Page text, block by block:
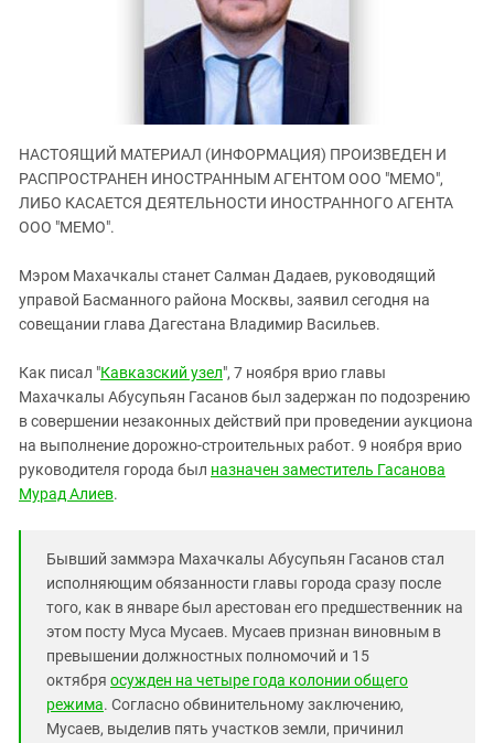
ЗАСТАВЛЯЕТ
КАВКАЗ ЗА ПАЛЕСТИНУ
ИНАКОМЫСЛИЕ В ЧЕЧНЕ
ПРЕСЛЕДОВАНИЕ АКТИВИСТОВ
МОБИЛИЗАЦИЯ И ПРОТЕСТЫ
Карачаево-Черкесия
Краснодарский край
Нагорный Карабах
Ростовская область
Северная Осетия - Алания
Ставропольский край
Чечня
Южная Осетия
Южный Кавказ
НАСТОЯЩИЙ МАТЕРИАЛ (ИНФОРМАЦИЯ) ПРОИЗВЕДЕН И
РАСПРОСТРАНЕН ИНОСТРАННЫМ АГЕНТОМ ООО "МЕМО",
ЛИБО КАСАЕТСЯ ДЕЯТЕЛЬНОСТИ ИНОСТРАННОГО АГЕНТА
ООО "МЕМО".
Мэром Махачкалы станет Салман Дадаев, руководящий
управой Басманного района Москвы, заявил сегодня на
совещании глава Дагестана Владимир Васильев.
Как писал "Кавказский узел", 7 ноября врио главы
Махачкалы Абусупьян Гасанов был задержан по подозрению
в совершении незаконных действий при проведении аукциона
на выполнение дорожно-строительных работ. 9 ноября врио
руководителя города был назначен заместитель Гасанова
Мурад Алиев.
Бывший заммэра Махачкалы Абусупьян Гасанов стал
исполняющим обязанности главы города сразу после
того, как в январе был арестован его предшественник на
этом посту Муса Мусаев. Мусаев признан виновным в
превышении должностных полномочий и 15
октября осужден на четыре года колонии общего
режима. Согласно обвинительному заключению,
Мусаев, выделив пять участков земли, причинил